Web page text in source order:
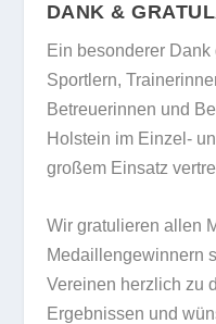
DANK &
Ein besonderer
Sportlern,
Betreuerinnen und
Holstein im Einzel-
großem Einsatz
Wir gratulieren allen
Medaillengewinnern
Vereinen herzlich zu
Ergebnissen und